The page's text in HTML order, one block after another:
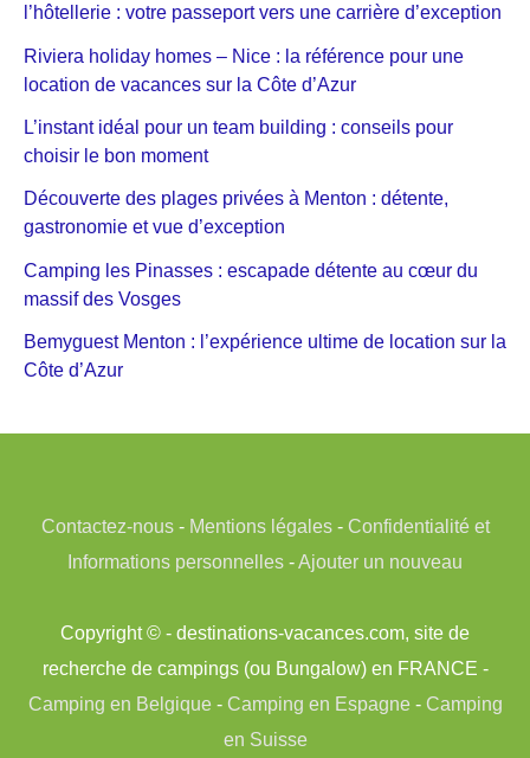
l’hôtellerie : votre passeport vers une carrière d’exception
Riviera holiday homes – Nice : la référence pour une
location de vacances sur la Côte d’Azur
L’instant idéal pour un team building : conseils pour
choisir le bon moment
Découverte des plages privées à Menton : détente,
gastronomie et vue d’exception
Camping les Pinasses : escapade détente au cœur du
massif des Vosges
Bemyguest Menton : l’expérience ultime de location sur la
Côte d’Azur
Contactez-nous- Mentions légales- Confidentialité et
Informations personnelles -Ajouter un nouveau
Copyright © - destinations-vacances.com, site de
recherche de campings (ou Bungalow) en FRANCE -
Camping en Belgique- Camping en Espagne- Camping
en Suisse